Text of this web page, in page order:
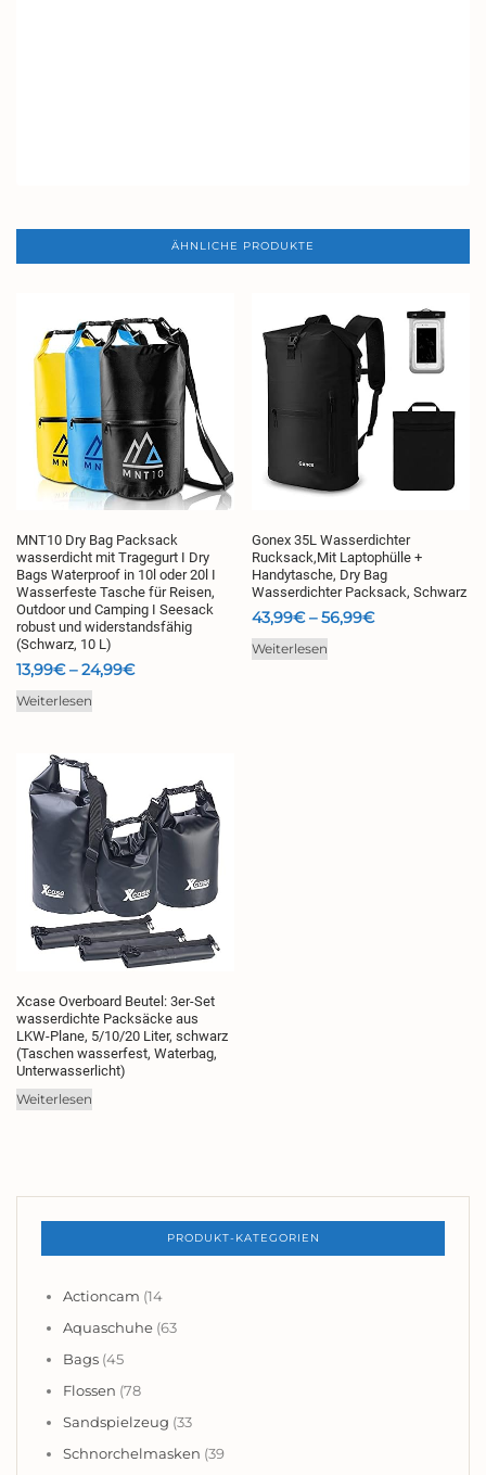
ÄHNLICHE PRODUKTE
MNT10 Dry Bag Packsack
wasserdicht mit Tragegurt I Dry
Bags Waterproof in 10l oder 20l I
Wasserfeste Tasche für Reisen,
Outdoor und Camping I Seesack
robust und widerstandsfähig
(Schwarz, 10 L)
13,99€ –24,99€Preisspanne:
Weiterlesen
Gonex 35L Wasserdichter
Rucksack,Mit Laptophülle +
Handytasche, Dry Bag
Wasserdichter Packsack, Schwarz
43,99€ –56,99€Preisspanne:
Weiterlesen
Xcase Overboard Beutel: 3er-Set
wasserdichte Packsäcke aus
LKW-Plane, 5/10/20 Liter, schwarz
(Taschen wasserfest, Waterbag,
Unterwasserlicht)
Weiterlesen
PRODUKT-KATEGORIEN
Actioncam (14
Aquaschuhe (63
Bags (45
Flossen (78
Sandspielzeug (33
Schnorchelmasken (39